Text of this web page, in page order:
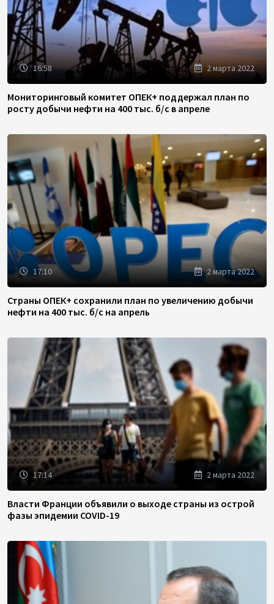
16:58 2 марта 2022
Мониторинговый комитет ОПЕК+ поддержал план по
росту добычи нефти на 400 тыс. б/с в апреле
17:10 2 марта 2022
Страны ОПЕК+ сохранили план по увеличению добычи
нефти на 400 тыс. б/с на апрель
17:14 2 марта 2022
Власти Франции объявили о выходе страны из острой
фазы эпидемии COVID-19